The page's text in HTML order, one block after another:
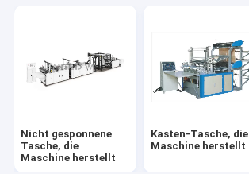
Nichtgewebte Maschine Spunbond
Meltblown Gewebes-Maschine nicht
Nicht Gewebe
Nicht gesponnene
Tasche, die
Maschine herstellt
Kasten-Tasche, die
Maschine herstellt